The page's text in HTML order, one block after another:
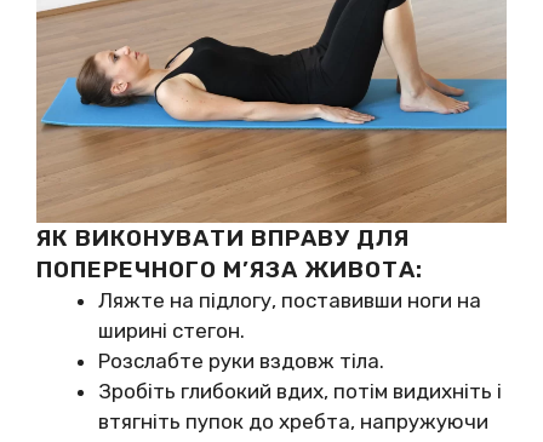
ЯК ВИКОНУВАТИ ВПРАВУ ДЛЯ
ПОПЕРЕЧНОГО М’ЯЗА ЖИВОТА:
Ляжте на підлогу, поставивши ноги на
ширині стегон.
Розслабте руки вздовж тіла.
Зробіть глибокий вдих, потім видихніть і
втягніть пупок до хребта, напружуючи